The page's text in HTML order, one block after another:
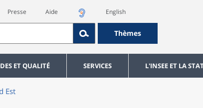
Presse Aide English
Thèmes
ET QUALITÉ SERVICES L'INSEE ET LA
Est